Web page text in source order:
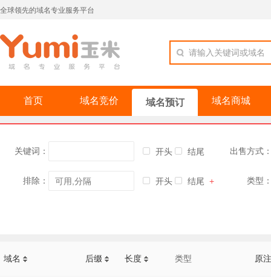
全球领先的域名专业服务平台
请输入关键词或域名
首页 域名竞价 域名预订 域名商城
关键词： 开头 结尾 出售方式
排除： 开头 结尾 + 类型
域名 后缀 长度 类型 原